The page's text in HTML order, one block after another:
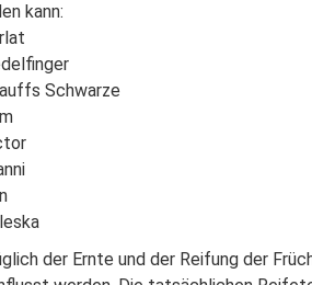
kann:
Schwarze
der Ernte und der Reifung der